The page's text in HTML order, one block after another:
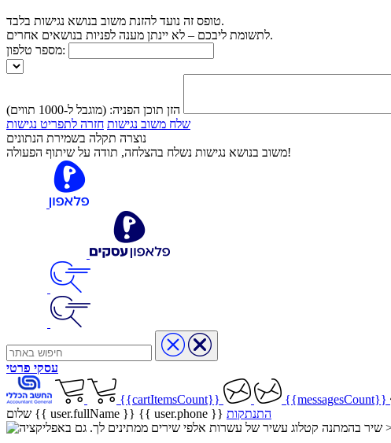
טופס זה נועד להזנת משוב בנושא נגישות בלבד.
לתשומת ליבכם – לא יינתן מענה לפניות בנושאים אחרים.
מספר טלפון:
הזן תוכן הפניה: (מוגבל ל-1000 תווים)
שלח משוב נגישות חזרה לתפריט נגישות
נוצרה תקלה בשמירת הנתונים
משוב בנושא נגישות נשלח בהצלחה, תודה על שיתוף הפעולה!
עסקי פרטי
{{cartItemsCount}} {{messagesCount}}
שלום {{ user.fullName }} {{ user.phone }} התנתקות